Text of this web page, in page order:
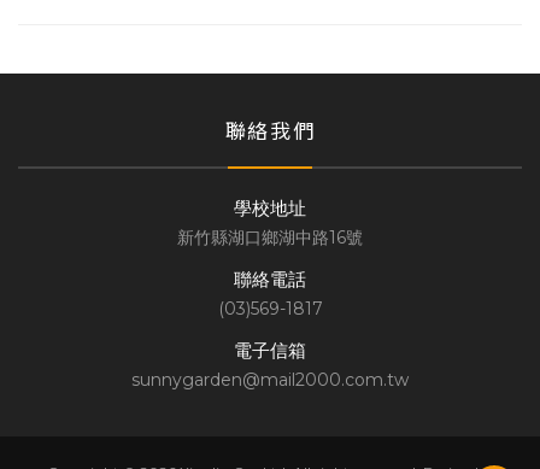
聯絡我們
學校地址
新竹縣湖口鄉湖中路16號
聯絡電話
(03)569-1817
電子信箱
sunnygarden@mail2000.com.tw